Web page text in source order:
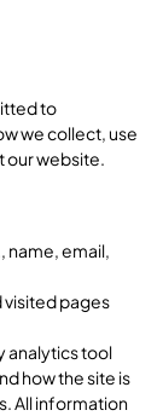
to
we collect, use
our website.
name, email,
visited pages
analytics tool
how the site is
All information